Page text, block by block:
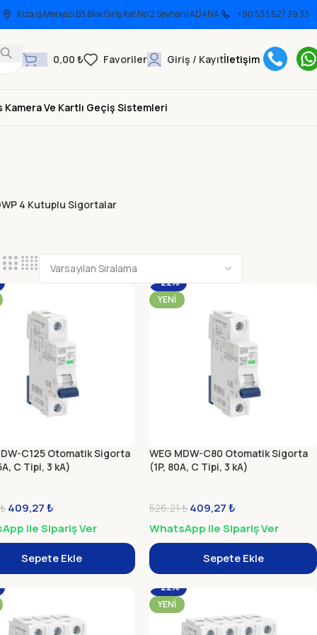
Kiza İş Merkezi B3 Blok Giriş Kat No:2 Seyhan/ADANA +90 533 627 39 33
0,00 ₺ Giriş / Kayıtİletişim
Kamera Ve Kartlı Geçiş Sistemleri
4 Kutuplu Sigortalar
C125 Otomatik Sigorta
C Tipi, 3 kA)
₺ 409,27₺
ile Sipariş Ver
Sepete Ekle
-22%
YENI
WEG MDW-C80 Otomatik Sigorta
(1P, 80A, C Tipi, 3 kA)
526,21₺ 409,27₺
WhatsApp ile Sipariş Ver
Sepete Ekle
-22%
YENI